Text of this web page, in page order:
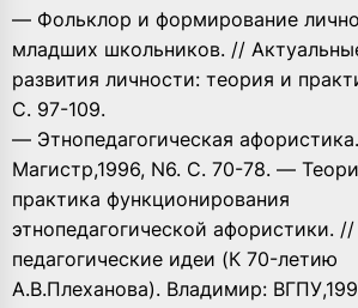
— Фольклор и формирование
младших школьников. //
развития личности: теория и
С. 97-109.
— Этнопедагогическая
Магистр,1996, N6. С. 70-78. —
практика функционирования
этнопедагогической афористики.
педагогические идеи (К 70-летию
А.В.Плеханова). Владимир: